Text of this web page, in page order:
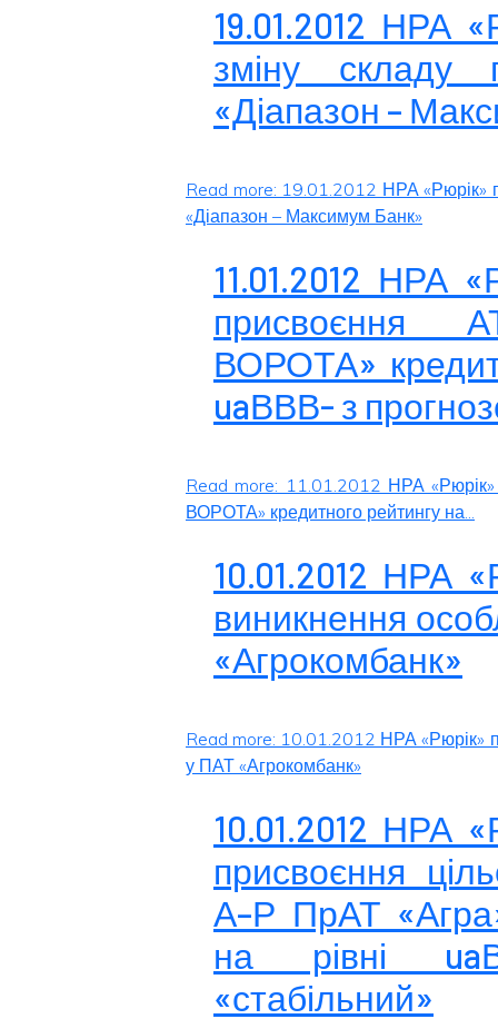
19.01.2012 НРА
зміну складу
«Діапазон –
Read more: 19.01.2012 НРА «Рюрік»
«Діапазон – Максимум Банк»
11.01.2012 НРА
ВОРОТА»
uaВВВ- з
Read more: 11.01.2012 НРА
ВОРОТА» кредитного рейтингу на...
10.01.2012 НРА
виникнення
«Агрокомбанк»
Read more: 10.01.2012 НРА «Рюрік»
у ПАТ «Агрокомбанк»
10.01.2012 НРА
присвоєння
А–Р ПрАТ
на рівні
«стабільний»